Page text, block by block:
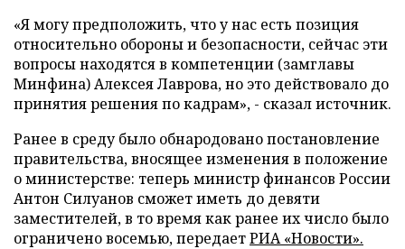
«Я могу предположить, что у нас есть позиция
относительно обороны и безопасности, сейчас эти
вопросы находятся в компетенции (замглавы
Минфина) Алексея Лаврова, но это действовало до
принятия решения по кадрам», - сказал источник.
Ранее в среду было обнародовано постановление
правительства, вносящее изменения в положение
о министерстве: теперь министр финансов России
Антон Силуанов сможет иметь до девяти
заместителей, в то время как ранее их число было
ограничено восемью, передаетРИА «Новости».